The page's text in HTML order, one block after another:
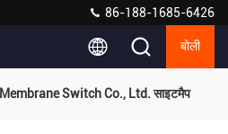
86-188-1685-6426
बोली
Switch Co., Ltd. साइटमैप